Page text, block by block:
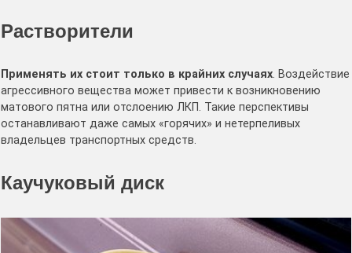
Растворители
Применять их стоит только в крайних случаях. Воздействие
агрессивного вещества может привести к возникновению
матового пятна или отслоению ЛКП. Такие перспективы
останавливают даже самых «горячих» и нетерпеливых
владельцев транспортных средств.
Каучуковый диск